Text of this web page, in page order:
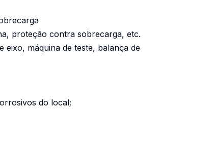
proteção contra sobrecarga, etc.
eixo, máquina de teste, balança de
do local;